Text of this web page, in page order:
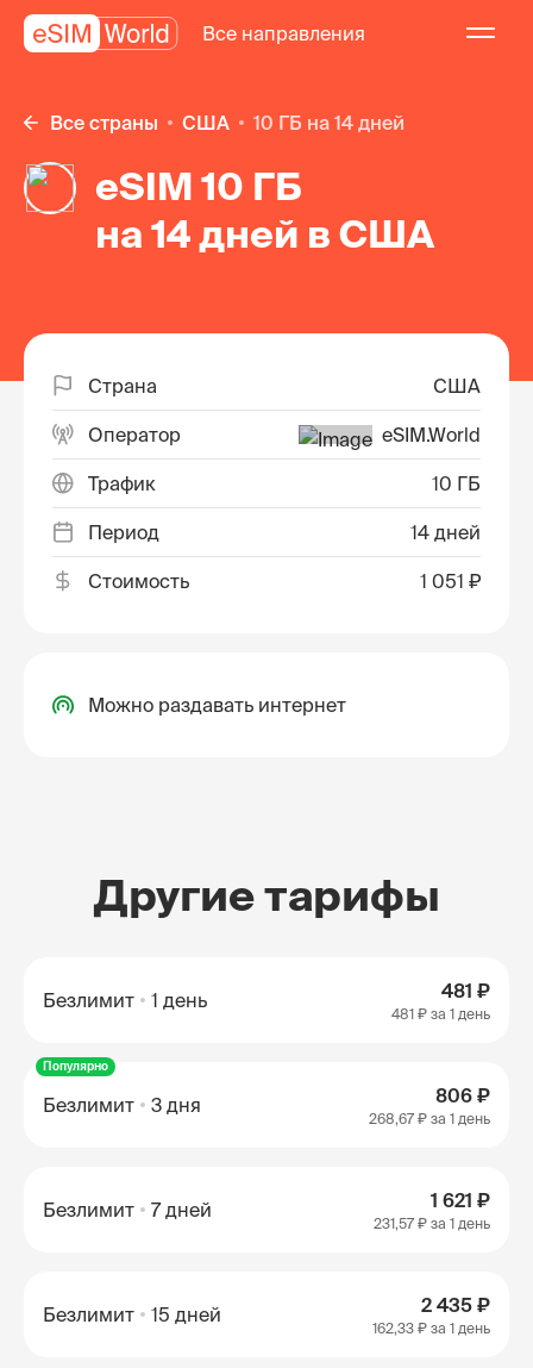
Все направления
Все страны США 10 ГБ на 14 дней
eSIM 10 ГБ
на 14 дней в США
Страна США
Оператор eSIM.World
Трафик 10 ГБ
Период 14 дней
Стоимость 1 051 ₽
Можно раздавать интернет
Другие тарифы
Безлимит 1 день 481 ₽
481 ₽ за 1 день
Популярно
Безлимит 3 дня 806 ₽
268,67 ₽ за 1 день
Безлимит 7 дней 1 621 ₽
231,57 ₽ за 1 день
Безлимит 15 дней 2 435 ₽
162,33 ₽ за 1 день